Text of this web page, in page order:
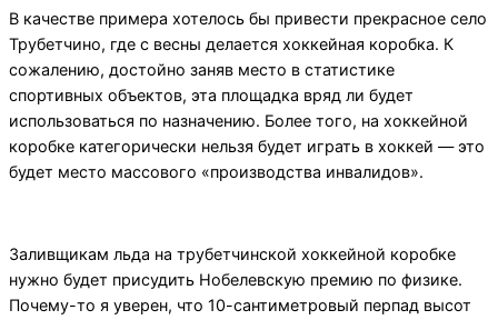
В качестве примера хотелось бы привести прекрасное село
Трубетчино, где с весны делается хоккейная коробка. К
сожалению, достойно заняв место в статистике
спортивных объектов, эта площадка вряд ли будет
использоваться по назначению. Более того, на хоккейной
коробке категорически нельзя будет играть в хоккей — это
будет место массового «производства инвалидов».
Заливщикам льда на трубетчинской хоккейной коробке
нужно будет присудить Нобелевскую премию по физике.
Почему-то я уверен, что 10-сантиметровый перпад высот